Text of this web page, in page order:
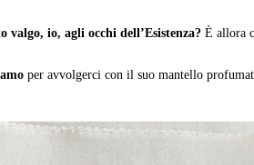
valgo, io, agli occhi dell’Esistenza? È allora
per avvolgerci con il suo mantello